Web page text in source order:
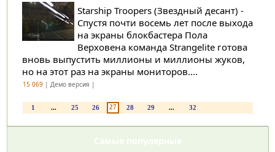
Starship Troopers (Звездный десант) -
Спустя почти восемь лет после выхода
на экраны блокбастера Пола
Верховена команда Strangelite готова
вновь выпустить миллионы и миллионы жуков,
но на этот раз на экраны мониторов....
15 069| Демо версия |
1 ... 25 26 27 28 29 ... 32
Самые популярные